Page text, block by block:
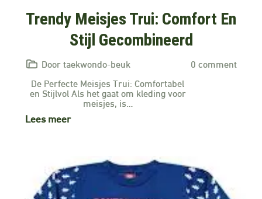
Trendy Meisjes Trui: Comfort En
Stijl Gecombineerd
Door taekwondo-beuk
0 comment
De Perfecte Meisjes Trui: Comfortabel
en Stijlvol Als het gaat om kleding voor
meisjes, is…
Lees meer